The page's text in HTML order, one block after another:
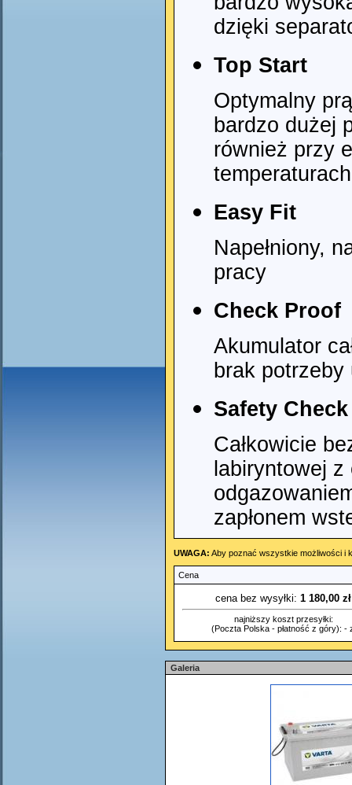
dzięki
Top Start
Optymalny
bardzo dużej
również przy
temperaturach
Easy Fit
Napełniony,
pracy
Check Proof
Akumulator
brak potrzeby
Safety Check
Całkowicie
labiryntowej
zapłonem
UWAGA: Aby poznać wszystkie możliwości i
Cena
cena bez wysyłki: 1 180,00 zł
najniższy koszt przesyłki:
(Poczta Polska - płatność z góry): -
Galeria